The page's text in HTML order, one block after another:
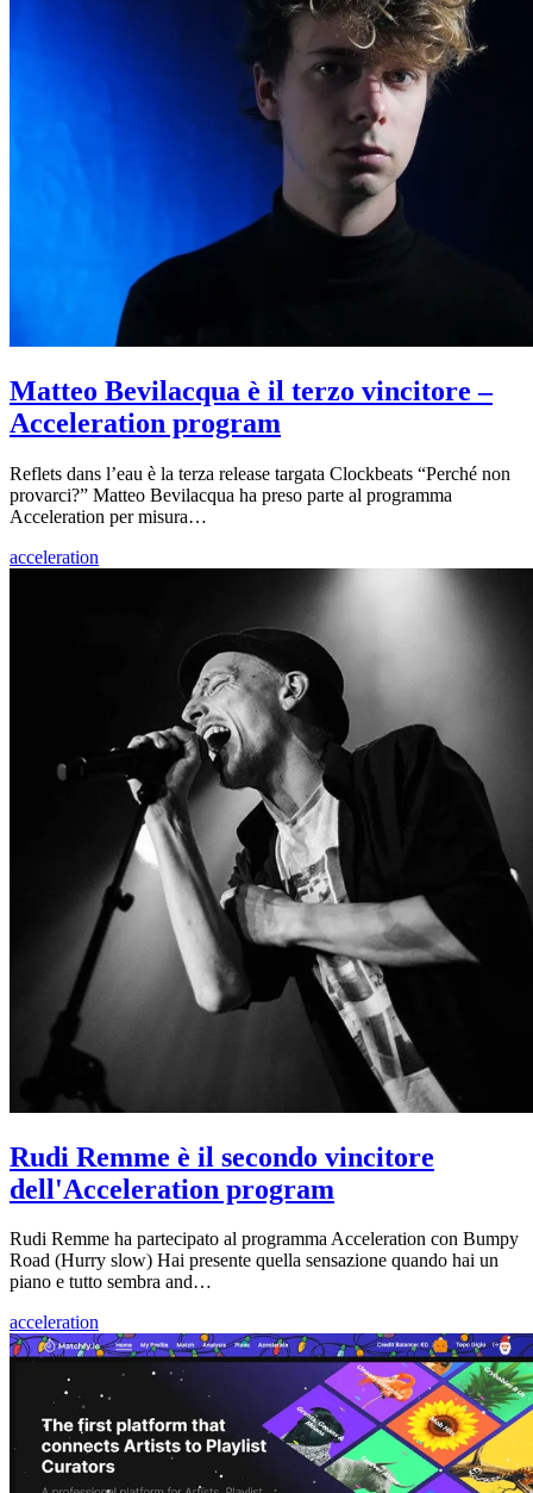
Matteo Bevilacqua è il terzo vincitore –
Acceleration program
Reflets dans l’eau è la terza release targata Clockbeats “Perché non
provarci?” Matteo Bevilacqua ha preso parte al programma
Acceleration per misura…
acceleration
Rudi Remme è il secondo vincitore
dell'Acceleration program
Rudi Remme ha partecipato al programma Acceleration con Bumpy
Road (Hurry slow) Hai presente quella sensazione quando hai un
piano e tutto sembra and…
acceleration